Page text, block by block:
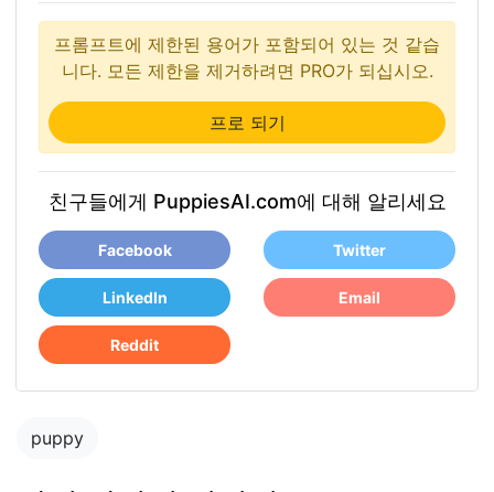
프롬프트에 제한된 용어가 포함되어 있는 것 같습
니다. 모든 제한을 제거하려면 PRO가 되십시오.
프로 되기
친구들에게 PuppiesAI.com에 대해 알리세요
Facebook Twitter
LinkedIn Email
Reddit
puppy